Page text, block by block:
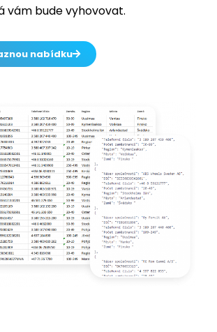
nabídku